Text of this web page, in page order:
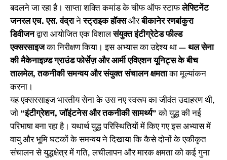
बदलने जा रहा है। साप्ता शक्ति कमांड के चीफ ऑफ स्टाफलेफ्टिनेंट
जनरल एच. एस. वंद्रानेस्ट्राइक हॉक्सऔरबीकानेर रणबांकुरा
डिवीजनद्वारा आयोजित एक विशालसंयुक्त इंटीग्रेटेड फील्ड
एक्सरसाइजका निरीक्षण किया। इस अभ्यास का उद्देश्य था — थल सेना
की मैकेनाइज़्ड ग्राउंड फोर्सेज़ और आर्मी एविएशन यूनिट्स के बीच
तालमेल, तकनीकी समन्वय और संयुक्त संचालन क्षमताका मूल्यांकन
करना।
यह एक्सरसाइज भारतीय सेना के उस नए स्वरूप का जीवंत उदाहरण थी,
जो “इंटीग्रेशन, जॉइंटनेस और तकनीकी सामर्थ्य” को युद्ध की नई
परिभाषा बना रहा है। यथार्थ युद्ध परिस्थितियों में किए गए इस अभ्यास में
वायु और भूमि घटकों के समन्वय ने दिखाया कि कैसे दोनों के एकीकृत
संचालन से युद्धक्षेत्र में गति, लचीलापन और मारक क्षमता को कई गुना